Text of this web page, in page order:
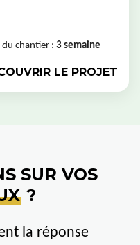
du chantier : 3 semaine
LE PROJET
SUR VOS
?
la réponse